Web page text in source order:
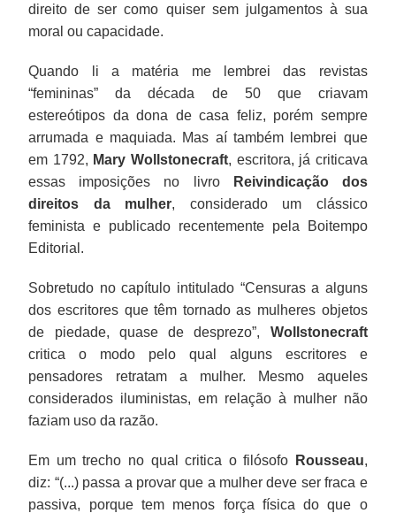
direito de ser como quiser sem julgamentos à sua
moral ou capacidade.
Quando li a matéria me lembrei das revistas
“femininas” da década de 50 que criavam
estereótipos da dona de casa feliz, porém sempre
arrumada e maquiada. Mas aí também lembrei que
em 1792, Mary Wollstonecraft, escritora, já criticava
essas imposições no livro
Reivindicação dos
direitos da mulher, considerado um clássico
feminista e publicado recentemente pela Boitempo
Editorial.
Sobretudo no capítulo intitulado “Censuras a alguns
dos escritores que têm tornado as mulheres objetos
de piedade, quase de desprezo”, Wollstonecraft
critica o modo pelo qual alguns escritores e
pensadores retratam a mulher. Mesmo aqueles
considerados iluministas, em relação à mulher não
faziam uso da razão.
Em um trecho no qual critica o filósofo Rousseau,
diz: “(...) passa a provar que a mulher deve ser fraca e
passiva, porque tem menos força física do que o